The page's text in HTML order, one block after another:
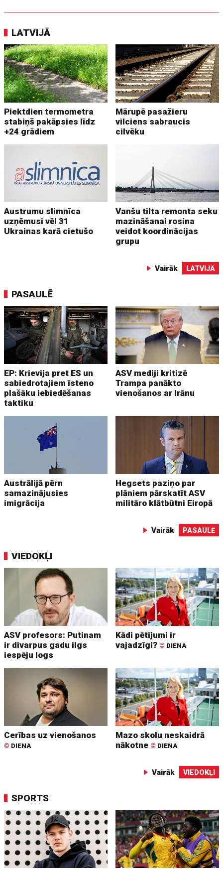
LATVIJĀ
Piektdien termometra
stabiņš pakāpsies līdz
+24 grādiem
Mārupē pasažieru
vilciens sabraucis
cilvēku
Austrumu slimnīca
uzņēmusi vēl 31
Ukrainas karā cietušo
Vanšu tilta remonta seku
mazināšanai rosina
veidot koordinācijas
grupu
Vairāk LATVIJĀ
PASAULĒ
EP: Krievija pret ES un
sabiedrotajiem īsteno
plašāku iebiedēšanas
taktiku
ASV mediji kritizē
Trampa panākto
vienošanos ar Irānu
Austrālijā pērn
samazinājusies
imigrācija
Hegsets paziņo par
plāniem pārskatīt ASV
militāro klātbūtni Eiropā
Vairāk PASAULĒ
VIEDOKĻI
ASV profesors: Putinam
ir divarpus gadu ilgs
iespēju logs
Kādi pētījumi ir
vajadzīgi? © DIENA
Cerības uz vienošanos
© DIENA
Mazo skolu neskaidrā
nākotne © DIENA
Vairāk VIEDOKĻI
SPORTS